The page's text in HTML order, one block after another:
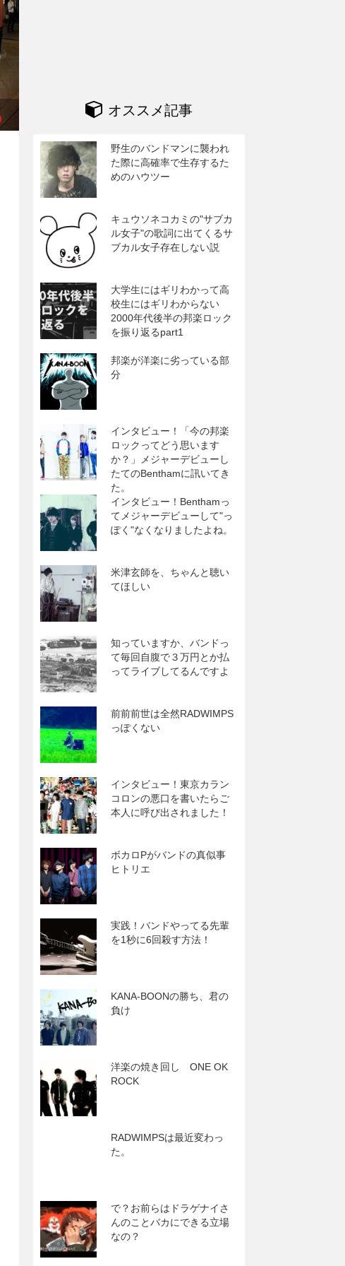
オススメ記事
野生のバンドマンに襲われ
た際に高確率で生存するた
めのハウツー
キュウソネコカミの"サブカ
ル女子"の歌詞に出てくるサ
ブカル女子存在しない説
大学生にはギリわかって高
校生にはギリわからない
2000年代後半の邦楽ロック
を振り返るpart1
邦楽が洋楽に劣っている部
分
インタビュー！「今の邦楽
ロックってどう思います
か？」メジャーデビューし
たてのBenthamに訊いてき
た。
インタビュー！Benthamっ
てメジャーデビューして"っ
ぽく"なくなりましたよね。
米津玄師を、ちゃんと聴い
てほしい
知っていますか、バンドっ
て毎回自腹で３万円とか払
ってライブしてるんですよ
前前前世は全然RADWIMPS
っぽくない
インタビュー！東京カラン
コロンの悪口を書いたらご
本人に呼び出されました！
ボカロPがバンドの真似事
ヒトリエ
実践！バンドやってる先輩
を1秒に6回殺す方法！
KANA-BOONの勝ち、君の
負け
洋楽の焼き回し ONE OK
ROCK
RADWIMPSは最近変わっ
た。
で？お前らはドラゲナイさ
んのことバカにできる立場
なの？